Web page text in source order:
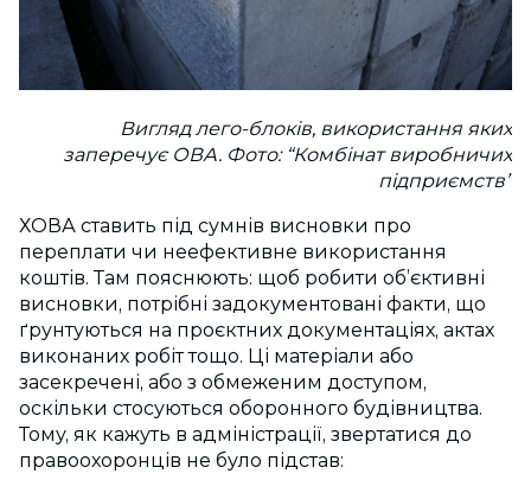
Вигляд лего-блоків, використання яких
заперечує ОВА. Фото: “Комбінат виробничих
підприємств”
ХОВА ставить під сумнів висновки про
переплати чи неефективне використання
коштів. Там пояснюють: щоб робити об’єктивні
висновки, потрібні задокументовані факти, що
ґрунтуються на проєктних документаціях, актах
виконаних робіт тощо. Ці матеріали або
засекречені, або з обмеженим доступом,
оскільки стосуються оборонного будівництва.
Тому, як кажуть в адміністрації, звертатися до
правоохоронців не було підстав: